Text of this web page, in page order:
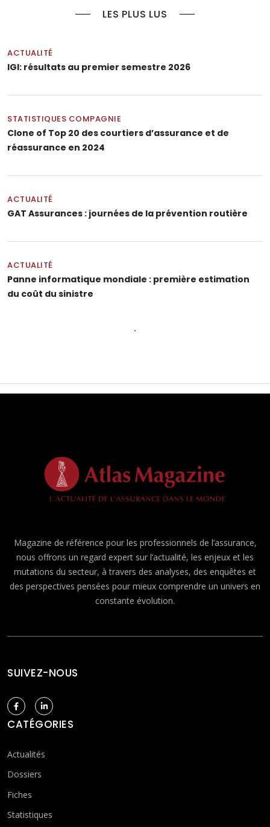
LES PLUS LUS
ACTUALITÉ
IGI: résultats au premier semestre 2026
STATISTIQUES COMPAGNIE
Clone of Top 20 des courtiers d’assurance et de
réassurance en 2024
ACTUALITÉ
GAT Assurances : journées de la prévention routière
ACTUALITÉ
Panne informatique mondiale : première estimation
du coût du sinistre
Magazine de référence pour les professionnels de l’assurance,
nous offrons un regard expert sur l’actualité, les enjeux et les
mutations du secteur, à travers des analyses, des enquêtes et
des perspectives pensées pour mieux comprendre un univers en
constante évolution.
SUIVEZ-NOUS
CATÉGORIES
Actualités
Dossiers
Fiches
Statistiques